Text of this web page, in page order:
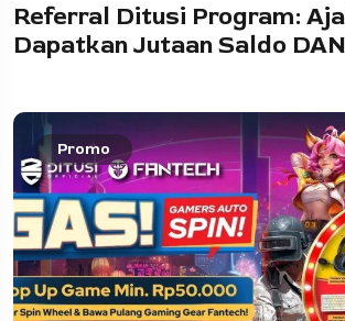
Referral Ditusi Program:
Dapatkan Jutaan Saldo
Promo